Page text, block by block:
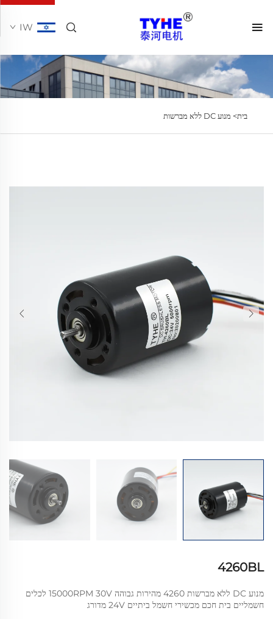
IW
בית> מנוע DC ללא מברשות
4260BL
מנוע DC ללא מברשות 4260 מהירות גבוהה 15000RPM 30V לכלים
חשמליים בית חכם מכשירי חשמל ביתיים 24V מדורג